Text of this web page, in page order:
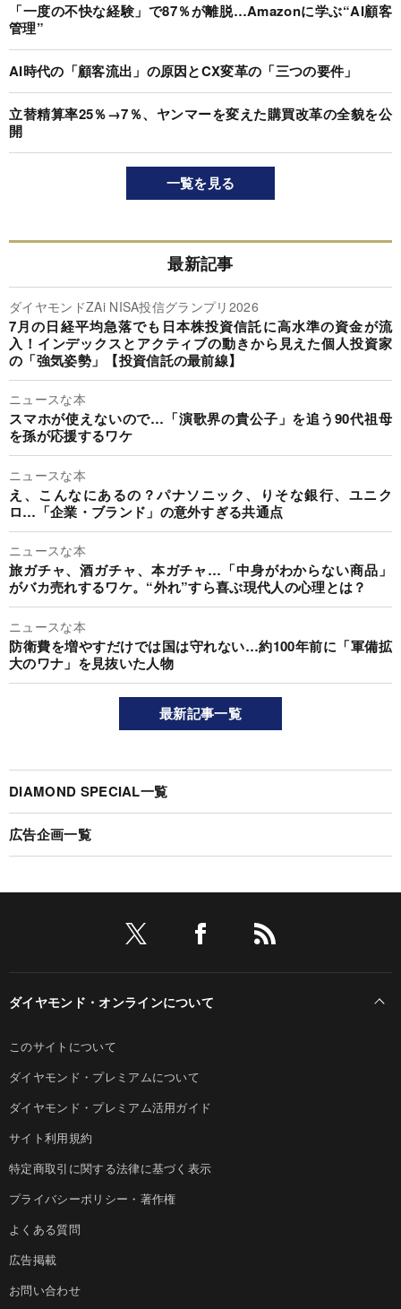
「一度の不快な経験」で87％が離脱…Amazonに学ぶ“AI顧客
管理”
AI時代の「顧客流出」の原因とCX変革の「三つの要件」
立替精算率25％→7％、ヤンマーを変えた購買改革の全貌を公
開
一覧を見る
最新記事
ダイヤモンドZAi NISA投信グランプリ2026
7月の日経平均急落でも日本株投資信託に高水準の資金が流
入！インデックスとアクティブの動きから見えた個人投資家
の「強気姿勢」【投資信託の最前線】
ニュースな本
スマホが使えないので…「演歌界の貴公子」を追う90代祖母
を孫が応援するワケ
ニュースな本
え、こんなにあるの？パナソニック、りそな銀行、ユニク
ロ…「企業・ブランド」の意外すぎる共通点
ニュースな本
旅ガチャ、酒ガチャ、本ガチャ…「中身がわからない商品」
がバカ売れするワケ。“外れ”すら喜ぶ現代人の心理とは？
ニュースな本
防衛費を増やすだけでは国は守れない…約100年前に「軍備拡
大のワナ」を見抜いた人物
最新記事一覧
DIAMOND SPECIAL一覧
広告企画一覧
ダイヤモンド・オンラインについて
このサイトについて
ダイヤモンド・プレミアムについて
ダイヤモンド・プレミアム活用ガイド
サイト利用規約
特定商取引に関する法律に基づく表示
プライバシーポリシー・著作権
よくある質問
広告掲載
お問い合わせ